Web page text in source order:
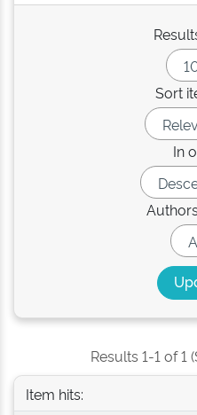
Sort
In
Results 1-1 of 1
Item hits: